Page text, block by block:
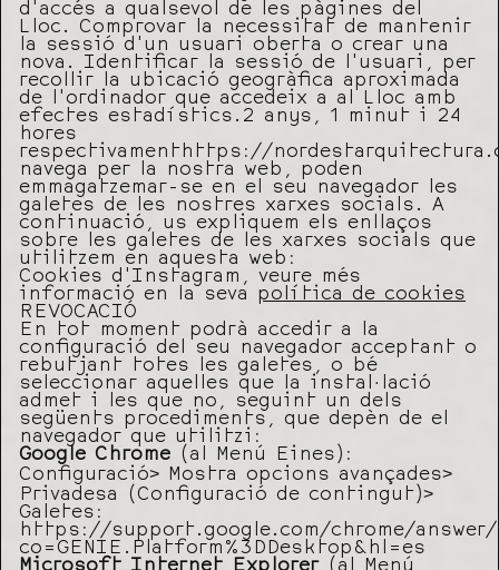
d’accés a qualsevol de les pàgines del
Lloc. Comprovar la necessitat de mantenir
la sessió d’un usuari oberta o crear una
nova. Identificar la sessió de l’usuari, per
recollir la ubicació geogràfica aproximada
de l’ordinador que accedeix a al Lloc amb
efectes estadístics.2 anys, 1 minut i 24
hores
respectivamenthttps://
navega per la nostra web, poden
emmagatzemar-se en el seu navegador les
galetes de les nostres xarxes socials. A
continuació, us expliquem els enllaços
sobre les galetes de les xarxes socials que
utilitzem en aquesta web:
Cookies d’Instagram, veure més
informació en la seva política de cookies
REVOCACIÓ
En tot moment podrà accedir a la
configuració del seu navegador acceptant o
rebutjant totes les galetes, o bé
seleccionar aquelles que la instal·lació
admet i les que no, seguint un dels
següents procediments, que depèn de el
navegador que utilitzi:
Google Chrome (al Menú Eines):
Configuració> Mostra opcions avançades>
Privadesa (Configuració de contingut)>
Galetes:
https://support.google.com/chrome/answer/
co=GENIE.Platform%3DDesktop&hl=es